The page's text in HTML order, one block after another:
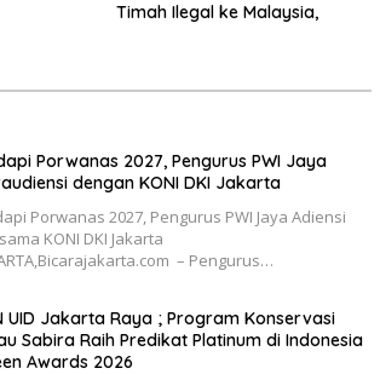
Timah Ilegal ke Malaysia,
Porwanas 2027, Pengurus PWI Jaya
dengan KONI DKI Jakarta
Porwanas 2027, Pengurus PWI Jaya Adiensi
KONI DKI Jakarta
– Pengurus…
UID Jakarta Raya ; Program Konservasi
Sabira Raih Predikat Platinum di Indonesia
Awards 2026